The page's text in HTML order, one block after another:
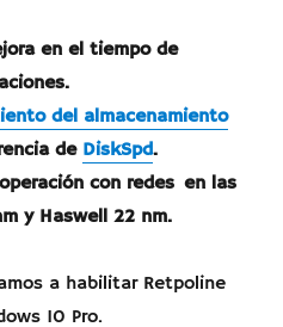
en el tiempo de
del almacenamiento
de DiskSpd.
con redes en las
y Haswell 22 nm.
a habilitar Retpoline
10 Pro.